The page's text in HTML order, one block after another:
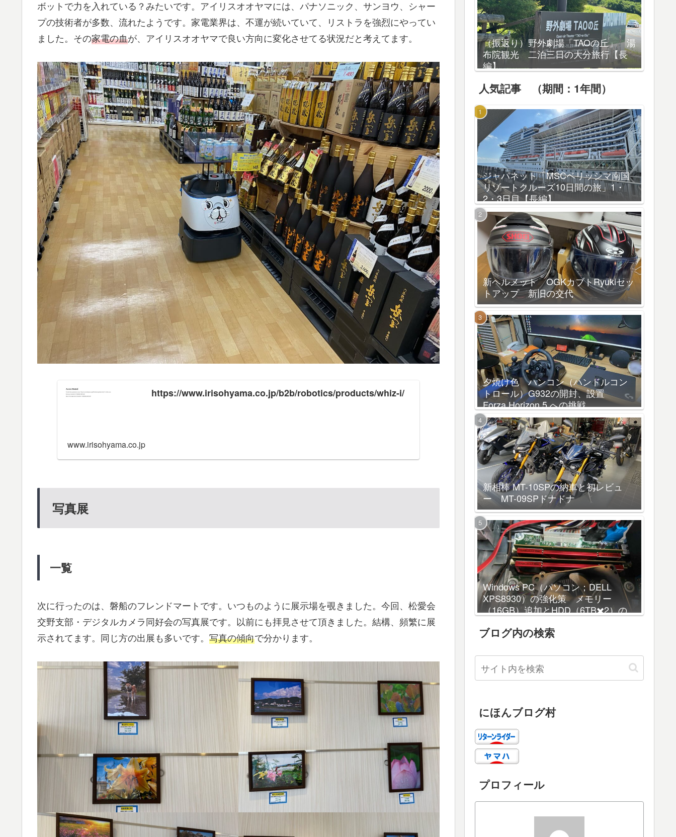
ボットで力を入れている？みたいです。アイリスオオヤマには、パナソニック、サンヨウ、シャー
プの技術者が多数、流れたようです。家電業界は、不運が続いていて、リストラを強烈にやってい
ました。その家電の血が、アイリスオオヤマで良い方向に変化させてる状況だと考えてます。
https://www.irisohyama.co.jp/b2b/robotics/products/whiz-i/
www.irisohyama.co.jp
写真展
一覧
次に行ったのは、磐船のフレンドマートです。いつものように展示場を覗きました。今回、松愛会
交野支部・デジタルカメラ同好会の写真展です。以前にも拝見させて頂きました。結構、頻繁に展
示されてます。同じ方の出展も多いです。 写真の傾向で分かります。
（振返り）野外劇場「TAOの丘」 湯
布院観光 二泊三日の大分旅行【長
編】
人気記事 （期間：1年間）
ジャパネット「MSCベリッシマ南国
リゾートクルーズ10日間の旅」1・
2・3日目【長編】
新ヘルメット OGKカブトRyukiセッ
トアップ 新旧の交代
夕焼け色 ハンコン（ハンドルコン
トロール）G932の開封、設置
Forza Horizon 5 への挑戦
新相棒 MT-10SPの納車と初レビュ
ー MT-09SPドナドナ
Windows PC（パソコン；DELL
XPS8930）の強化策 メモリー
（16GB）追加とHDD（6TB✖️2）の
ブログ内の検索
にほんブログ村
プロフィール